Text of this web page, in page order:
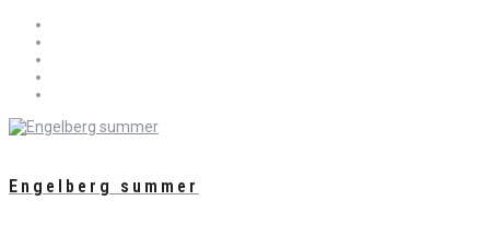
Engelberg summer